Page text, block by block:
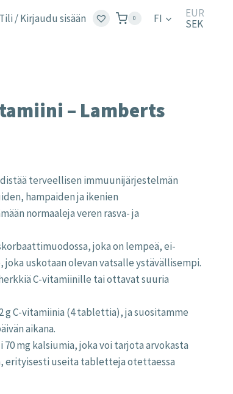
Tili / Kirjaudu sisään 0 FI
EUR
SEK
– Lamberts
terveellisen immuunijärjestelmän
hampaiden ja ikenien
normaaleja veren rasva- ja
joka on lempeä, ei-
uskotaan olevan vatsalle ystävällisempi.
C-vitamiinille tai ottavat suuria
C-vitamiinia (4 tablettia), ja suositamme
aikana.
mg kalsiumia, joka voi tarjota arvokasta
erityisesti useita tabletteja otettaessa